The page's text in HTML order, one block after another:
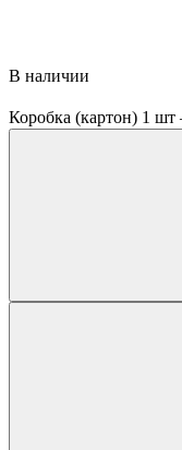
В наличии
Коробка (картон) 1